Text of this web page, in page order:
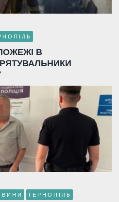
В
ТЕРНОПІЛЬ